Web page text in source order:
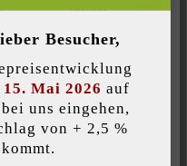
Steingrößen, die
und fantastisch vor
es auch mit Steindicke
von Terrassen,
Innenhöfen und
Inaktiv
Inaktiv
Besucher,
15. Mai 2026 auf
uns eingehen,
von + 2,5 %